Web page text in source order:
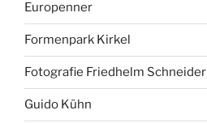
Europenner
Formenpark Kirkel
Fotografie Friedhelm Schneider
Guido Kühn